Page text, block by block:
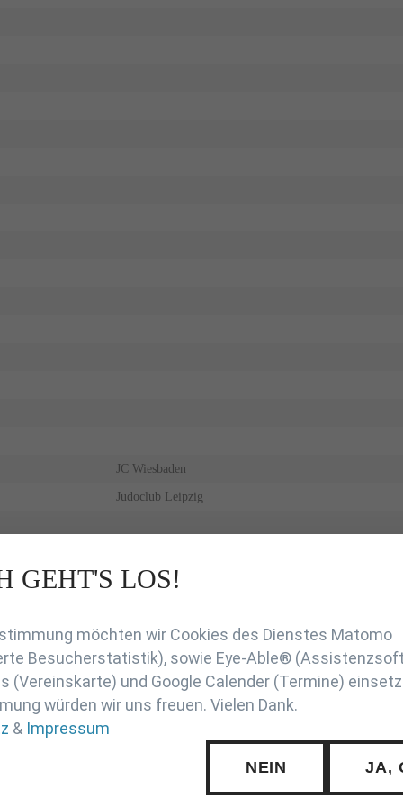
JC Wiesbaden
Judoclub Leipzig
GEHT'S LOS!
möchten wir Cookies des Dienstes Matomo
Besucherstatistik), sowie Eye-Able®
(Vereinskarte) und Google Calender (Termine)
würden wir uns freuen. Vielen Dank.
& Impressum
NEIN JA,